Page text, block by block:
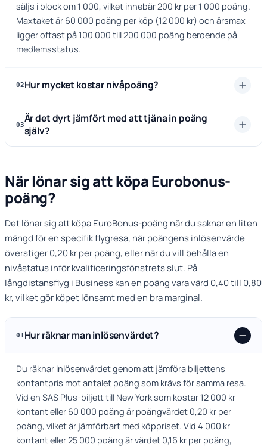
säljs i block om 1 000, vilket innebär 200 kr per 1 000 poäng.
Maxtaket är 60 000 poäng per köp (12 000 kr) och årsmax
ligger oftast på 100 000 till 200 000 poäng beroende på
medlemsstatus.
02Hur mycket kostar nivåpoäng?
03Är det dyrt jämfört med att tjäna in poäng
själv?
När lönar sig att köpa Eurobonus-
poäng?
Det lönar sig att köpa EuroBonus-poäng när du saknar en liten
mängd för en specifik flygresa, när poängens inlösenvärde
överstiger 0,20 kr per poäng, eller när du vill behålla en
nivåstatus inför kvalificeringsfönstrets slut. På
långdistansflyg i Business kan en poäng vara värd 0,40 till 0,80
kr, vilket gör köpet lönsamt med en bra marginal.
01Hur räknar man inlösenvärdet?
Du räknar inlösenvärdet genom att jämföra biljettens
kontantpris mot antalet poäng som krävs för samma resa.
Vid en SAS Plus-biljett till New York som kostar 12 000 kr
kontant eller 60 000 poäng är poängvärdet 0,20 kr per
poäng, vilket är jämförbart med köppriset. Vid 4 000 kr
kontant eller 25 000 poäng är värdet 0,16 kr per poäng,